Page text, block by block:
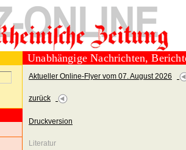
Unabhängige Nachrichten,
Aktueller Online-Flyer vom 07. August 2026
zurück
Druckversion
Literatur